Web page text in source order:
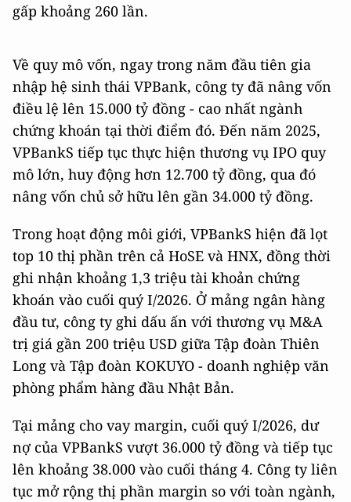
gấp khoảng 260 lần.
Về quy mô vốn, ngay trong năm đầu tiên gia
nhập hệ sinh thái VPBank, công ty đã nâng vốn
điều lệ lên 15.000 tỷ đồng - cao nhất ngành
chứng khoán tại thời điểm đó. Đến năm 2025,
VPBankS tiếp tục thực hiện thương vụ IPO quy
mô lớn, huy động hơn 12.700 tỷ đồng, qua đó
nâng vốn chủ sở hữu lên gần 34.000 tỷ đồng.
Trong hoạt động môi giới, VPBankS hiện đã lọt
top 10 thị phần trên cả HoSE và HNX, đồng thời
ghi nhận khoảng 1,3 triệu tài khoản chứng
khoán vào cuối quý I/2026. Ở mảng ngân hàng
đầu tư, công ty ghi dấu ấn với thương vụ M&A
trị giá gần 200 triệu USD giữa Tập đoàn Thiên
Long và Tập đoàn KOKUYO - doanh nghiệp văn
phòng phẩm hàng đầu Nhật Bản.
Tại mảng cho vay margin, cuối quý I/2026, dư
nợ của VPBankS vượt 36.000 tỷ đồng và tiếp tục
lên khoảng 38.000 vào cuối tháng 4. Công ty liên
tục mở rộng thị phần margin so với toàn ngành,